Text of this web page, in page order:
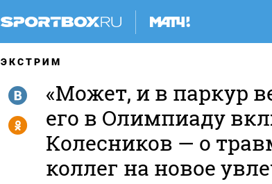
ЭКСТРИМ
«Может, и в паркур
его в Олимпиаду
Колесников — о
коллег на новое
R
Y